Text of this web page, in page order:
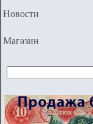
Новости
Магазин